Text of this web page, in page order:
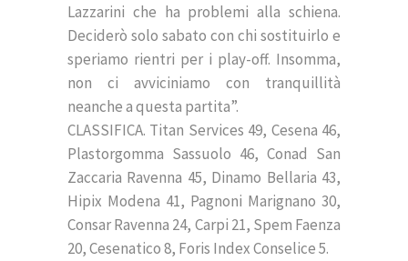
Lazzarini che ha problemi alla schiena.
Deciderò solo sabato con chi sostituirlo e
speriamo rientri per i play-off. Insomma,
non ci avviciniamo con tranquillità
neanche a questa partita”.
CLASSIFICA. Titan Services 49, Cesena 46,
Plastorgomma Sassuolo 46, Conad San
Zaccaria Ravenna 45, Dinamo Bellaria 43,
Hipix Modena 41, Pagnoni Marignano 30,
Consar Ravenna 24, Carpi 21, Spem Faenza
20, Cesenatico 8, Foris Index Conselice 5.